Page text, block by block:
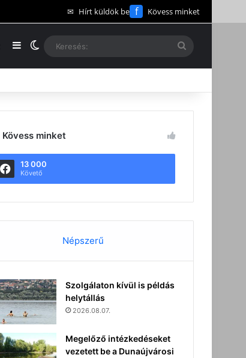
✉ Hírt küldök be f Kövess minket
OldalsávSwitch skin
Kövess minket
13 000
Követő
Népszerű
Szolgálaton kívül is példás
helytállás
2026.08.07.
Megelőző intézkedéseket
vezetett be a Dunaújvárosi